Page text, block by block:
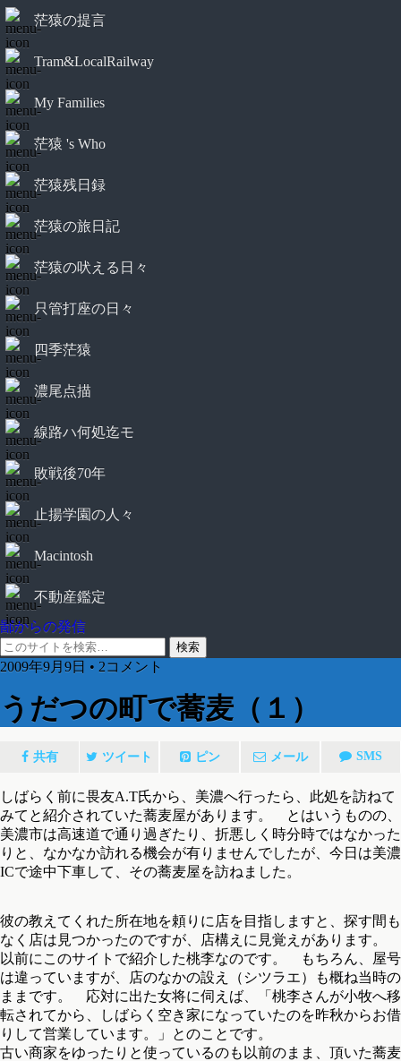
茫猿の提言
Tram&LocalRailway
My Families
茫猿 's Who
茫猿残日録
茫猿の旅日記
茫猿の吠える日々
只管打座の日々
四季茫猿
濃尾点描
線路ハ何処迄モ
敗戦後70年
止揚学園の人々
Macintosh
不動産鑑定
鄙からの発信
2009年9月9日 • 2コメント
うだつの町で蕎麦（１）
共有 ツイート ピン メール SMS
しばらく前に畏友A.T氏から、美濃へ行ったら、此処を訪ねて
みてと紹介されていた蕎麦屋があります。 とはいうものの、
美濃市は高速道で通り過ぎたり、折悪しく時分時ではなかった
りと、なかなか訪れる機会が有りませんでしたが、今日は美濃
ICで途中下車して、その蕎麦屋を訪ねました。
彼の教えてくれた所在地を頼りに店を目指しますと、探す間も
なく店は見つかったのですが、店構えに見覚えがあります。
以前にこのサイトで紹介した桃李なのです。 もちろん、屋号
は違っていますが、店のなかの設え（シツラエ）も概ね当時の
ままです。 応対に出た女将に伺えば、「桃李さんが小牧へ移
転されてから、しばらく空き家になっていたのを昨秋からお借
りして営業しています。」とのことです。
古い商家をゆったりと使っているのも以前のまま、頂いた蕎麦